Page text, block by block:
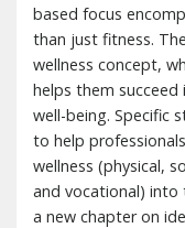
based focus
than just fitness.
wellness concept,
helps them
well-being. Specific
to help
wellness (physical,
and vocational) into
a new chapter on